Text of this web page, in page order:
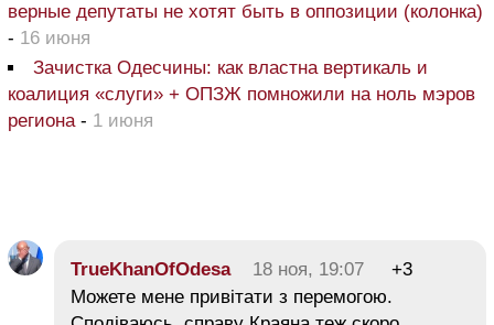
верные депутаты не хотят быть в оппозиции (колонка)
- 16 июня
Зачистка Одесчины: как властна вертикаль и
коалиция «слуги» + ОПЗЖ помножили на ноль мэров
региона- 1 июня
TrueKhanOfOdesa 18 ноя, 19:07
+3
Можете мене привітати з перемогою.